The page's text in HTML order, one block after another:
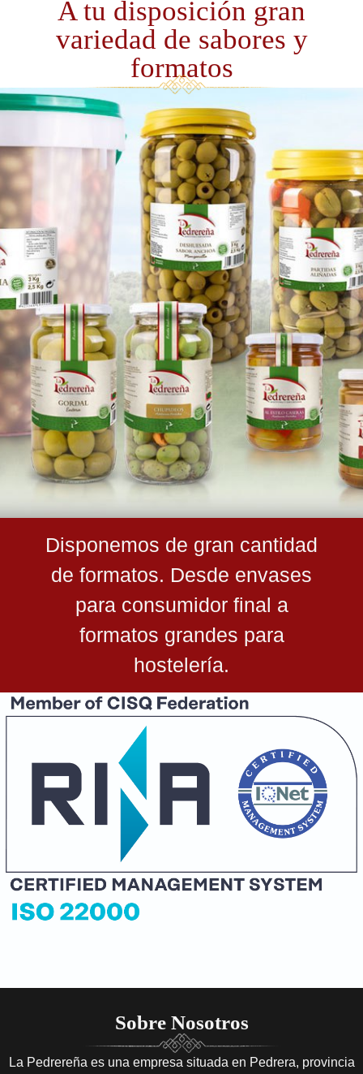
A tu disposición gran
variedad de sabores y
formatos
Disponemos de gran cantidad
de formatos. Desde envases
para consumidor final a
formatos grandes para
hostelería.
Sobre Nosotros
La Pedrereña es una empresa situada en Pedrera, provincia